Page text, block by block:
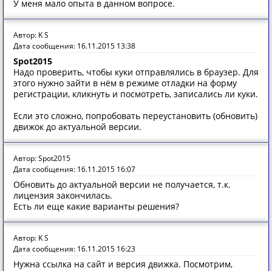
У меня мало опыта в данном вопросе.
Автор: K S
Дата сообщения: 16.11.2015 13:38
Spot2015
Надо проверить, чтобы куки отправлялись в браузер. Для
этого нужно зайти в нём в режиме отладки на форму
регистрации, кликнуть и посмотреть, записались ли куки.
Если это сложно, попробовать переустановить (обновить)
движок до актуальной версии.
Автор: Spot2015
Дата сообщения: 16.11.2015 16:07
Обновить до актуальной версии не получается, т.к.
лицензия закончилась.
Есть ли еще какие варианты решения?
Автор: K S
Дата сообщения: 16.11.2015 16:23
Нужна ссылка на сайт и версия движка. Посмотрим,